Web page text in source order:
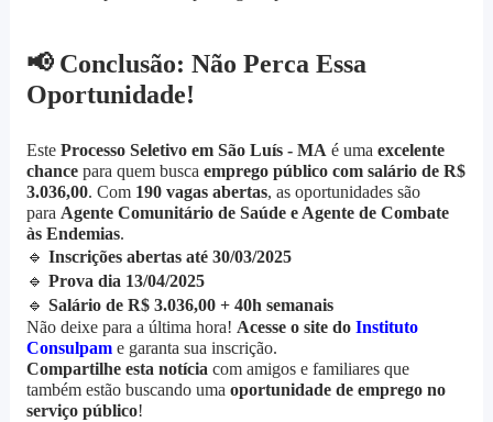
📢Conclusão: Não Perca Essa
Oportunidade!
Este Processo Seletivo em São Luís - MA é uma excelente
chancepara quem busca emprego público com salário de R$
3.036,00. Com 190 vagas abertas, as oportunidades são
para Agente Comunitário de Saúde e Agente de Combate
às Endemias.
🔹 Inscrições abertas até 30/03/2025
🔹 Prova dia 13/04/2025
🔹 Salário de R$ 3.036,00 + 40h semanais
Não deixe para a última hora! Acesse o site do Instituto
Consulpame garanta sua inscrição.
Compartilhe esta notícia com amigos e familiares que
também estão buscando uma oportunidade de emprego no
serviço público!